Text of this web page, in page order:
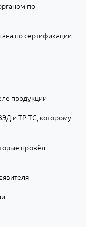
по
по сертификации
продукции
и ТР ТС, которому
провёл